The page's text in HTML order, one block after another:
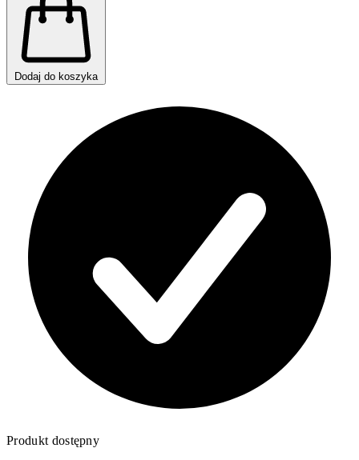
Dodaj do koszyka
Produkt dostępny